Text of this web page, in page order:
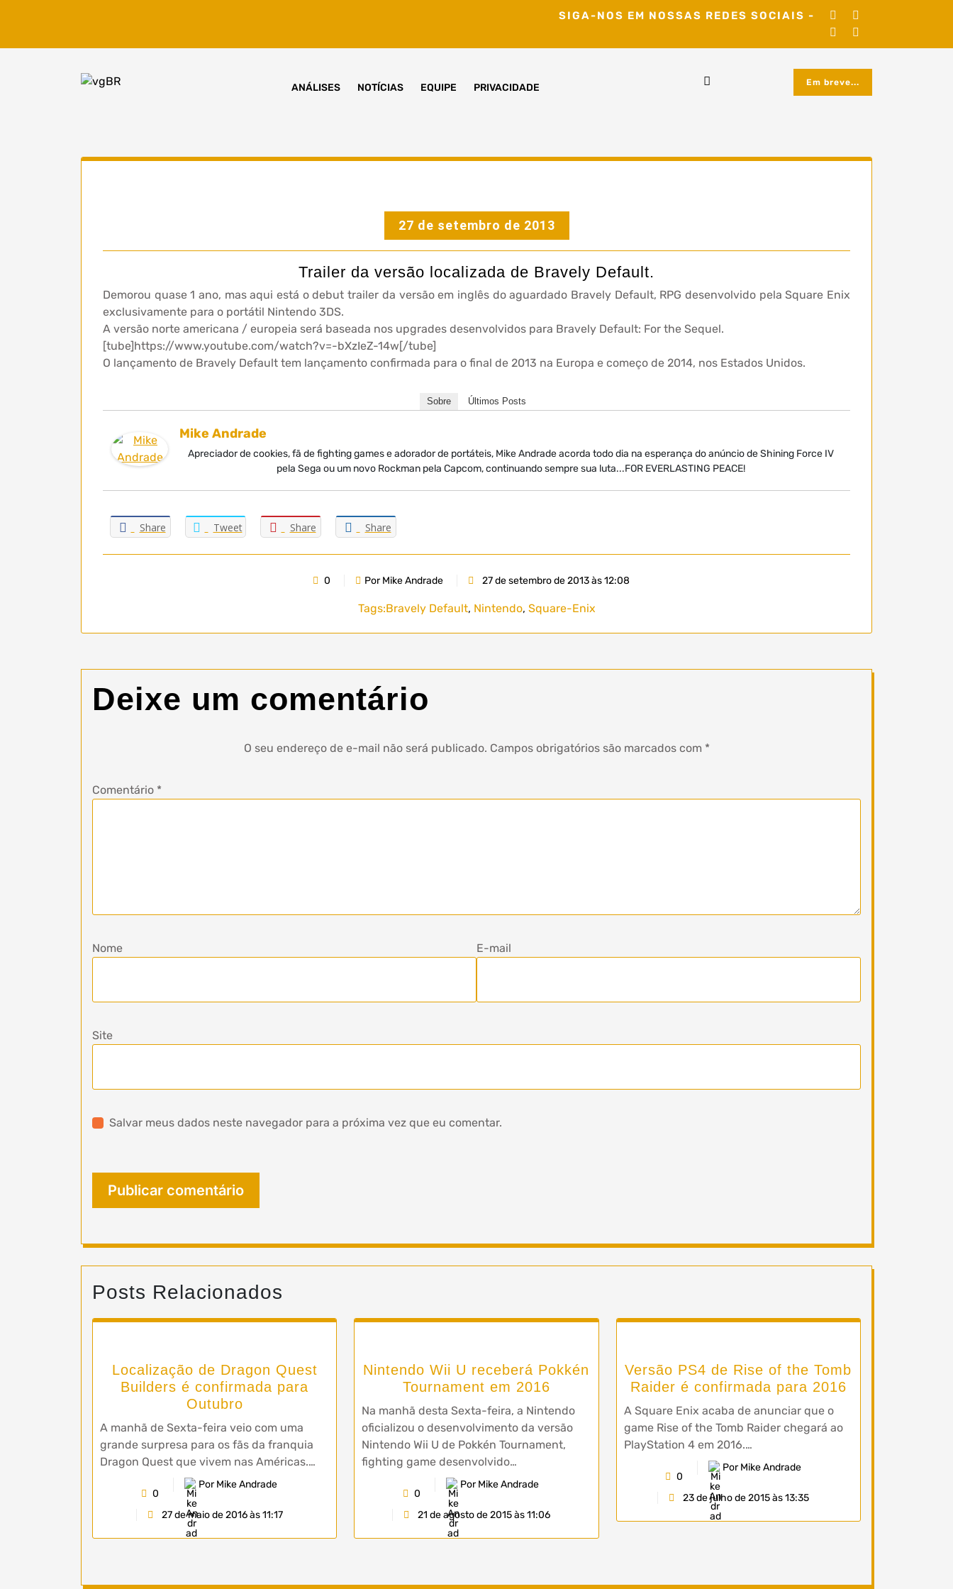
SIGA-NOS EM NOSSAS REDES SOCIAIS -
ANÁLISES NOTÍCIAS EQUIPE PRIVACIDADE Em breve...
27 de setembro de 2013
Trailer da versão localizada de Bravely Default.
Demorou quase 1 ano, mas aqui está o debut trailer da versão em inglês do aguardado Bravely Default, RPG desenvolvido pela Square Enix
exclusivamente para o portátil Nintendo 3DS.
A versão norte americana / europeia será baseada nos upgrades desenvolvidos para Bravely Default: For the Sequel.
[tube]https://www.youtube.com/watch?v=-bXzIeZ-14w[/tube]
O lançamento de Bravely Default tem lançamento confirmada para o final de 2013 na Europa e começo de 2014, nos Estados Unidos.
Sobre Últimos Posts
Mike Andrade
Apreciador de cookies, fã de fighting games e adorador de portáteis, Mike Andrade acorda todo dia na esperança do anúncio de Shining Force IV
pela Sega ou um novo Rockman pela Capcom, continuando sempre sua luta...FOR EVERLASTING PEACE!
Share Tweet Share Share
0 Por Mike Andrade 27 de setembro de 2013 às 12:08
Tags:Bravely Default, Nintendo, Square-Enix
Deixe um comentário
O seu endereço de e-mail não será publicado. Campos obrigatórios são marcados com *
Comentário *
Nome E-mail
Site
Salvar meus dados neste navegador para a próxima vez que eu comentar.
Posts Relacionados
Localização de Dragon Quest
Builders é confirmada para
Outubro
A manhã de Sexta-feira veio com uma
grande surpresa para os fãs da franquia
Dragon Quest que vivem nas Américas.…
0
Por Mike Andrade
27 de maio de 2016 às 11:17
Nintendo Wii U receberá Pokkén
Tournament em 2016
Na manhã desta Sexta-feira, a Nintendo
oficializou o desenvolvimento da versão
Nintendo Wii U de Pokkén Tournament,
fighting game desenvolvido…
0
Por Mike Andrade
21 de agosto de 2015 às 11:06
Versão PS4 de Rise of the Tomb
Raider é confirmada para 2016
A Square Enix acaba de anunciar que o
game Rise of the Tomb Raider chegará ao
PlayStation 4 em 2016.…
0
Por Mike Andrade
23 de julho de 2015 às 13:35